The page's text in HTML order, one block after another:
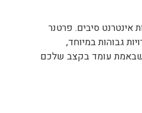
אינטרנט סיבים. פרטנר
גבוהות במיוחד,
שבאמת עומד בקצב שלכם